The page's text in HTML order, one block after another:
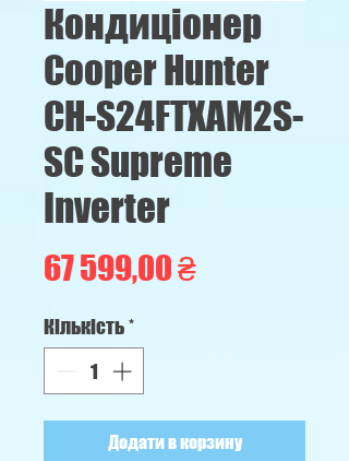
Кондицiонер
Cooper Hunter
CH-S24FTXAM2S-
SC Supreme
Inverter
67 599,00 ₴Ціна
Кількість*
Додати в корзину